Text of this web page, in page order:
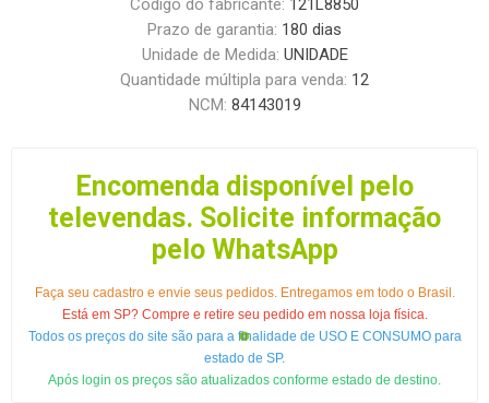
Código do fabricante: 121L8850
Prazo de garantia: 180 dias
Unidade de Medida: UNIDADE
Quantidade múltipla para venda: 12
NCM: 84143019
Encomenda disponível pelo
televendas. Solicite informação
pelo WhatsApp
Faça seu cadastro e envie seus pedidos. Entregamos em todo o Brasil.
Está em SP? Compre e retire seu pedido em nossa loja física.
Todos os preços do site são para a finalidade de USO E CONSUMO para
estado de SP.
Após login os preços são atualizados conforme estado de destino.